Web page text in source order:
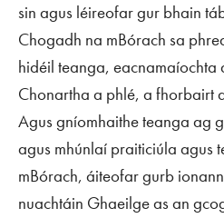
sin agus léireofar gur bhain
Chogadh na mBórach sa
hidéil teanga, eacnamaíochta
Chonartha a phlé, a fhorbairt
Agus gníomhaithe teanga ag
agus mhúnlaí praiticiúla agus
mBórach, áiteofar gurb
nuachtáin Ghaeilge as an